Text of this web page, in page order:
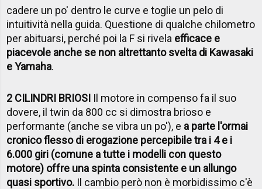
cadere un po' dentro le curve e toglie un pelo di
intuitività nella guida. Questione di qualche chilometro
per abituarsi, perché poi la F si rivela efficace e
piacevole anche se non altrettanto svelta di Kawasaki
e Yamaha.
2 CILINDRI BRIOSI Il motore in compenso fa il suo
dovere, il twin da 800 cc si dimostra brioso e
performante (anche se vibra un po'), e a parte l'ormai
cronico flesso di erogazione percepibile tra i 4 e i
6.000 giri (comune a tutte i modelli con questo
motore) offre una spinta consistente e un allungo
quasi sportivo. Il cambio però non è morbidissimo c'è